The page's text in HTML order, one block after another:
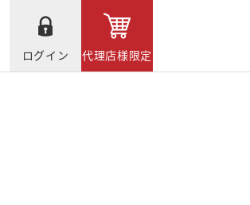
ログイン
代理店様限定